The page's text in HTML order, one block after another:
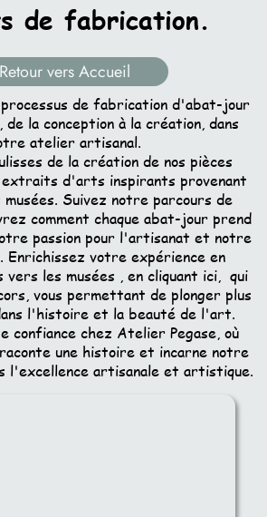
de fabrication.
Retour vers Accueil
de fabrication d'abat-jour
la conception à la création, dans
atelier artisanal.
de la création de nos pièces
d'arts inspirants provenant
musées. Suivez notre parcours de
comment chaque abat-jour prend
passion pour l'artisanat et notre
Enrichissez votre expérience en
les musées , en cliquant ici, qui
vous permettant de plonger plus
l'histoire et la beauté de l'art.
confiance chez Atelier Pegase, où
une histoire et incarne notre
l'excellence artisanale et artistique.